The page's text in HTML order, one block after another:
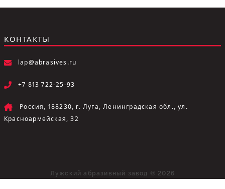
КОНТАКТЫ
lap@abrasives.ru
+7 813 722-25-93
Россия, 188230, г. Луга, Ленинградская обл., ул.
Красноармейская, 32
Лужский абразивный завод © 2026